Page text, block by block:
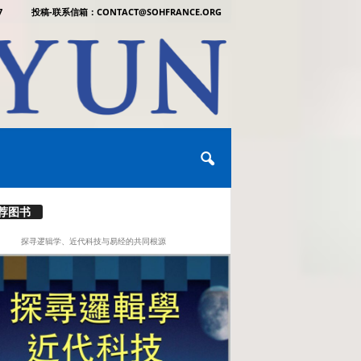
投稿-联系信箱：CONTACT@SOHFRANCE.ORG
图书
探寻逻辑学、近代科技与易经的共同根源